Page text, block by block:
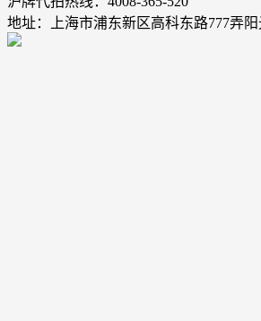
地址：上海市浦东新区高科东路777弄阳